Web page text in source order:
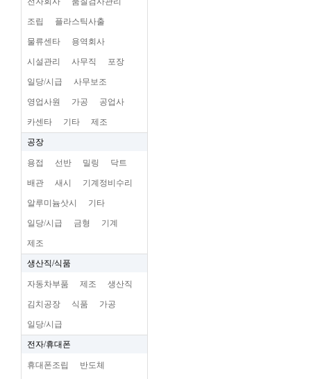
조립 플라스틱사출
물류센타 용역회사
시설관리 사무직 포장
일당/시급 사무보조
영업사원 가공 공업사
카센타 기타 제조
공장
용접 선반 밀링 닥트
배관 새시 기계정비수리
알루미늄삿시 기타
일당/시급 금형 기계
제조
생산직/식품
자동차부품 제조 생산직
김치공장 식품 가공
일당/시급
전자/휴대폰
휴대폰조립 반도체